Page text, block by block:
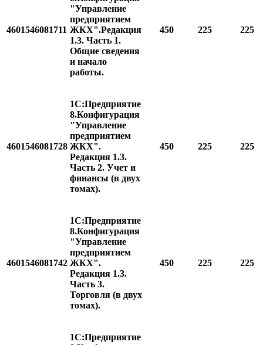
4601546081711
"Управление
предприятием
ЖКХ".Редакция
1.3. Часть 1.
Общие сведения
и начало
работы.
450 225 225
4601546081728
1С:Предприятие
8.Конфигурация
"Управление
предприятием
ЖКХ".
Редакция 1.3.
Часть 2. Учет и
финансы (в двух
томах).
450 225 225
4601546081742
1С:Предприятие
8.Конфигурация
"Управление
предприятием
ЖКХ".
Редакция 1.3.
Часть 3.
Торговля (в двух
томах).
450 225 225
1С:Предприятие